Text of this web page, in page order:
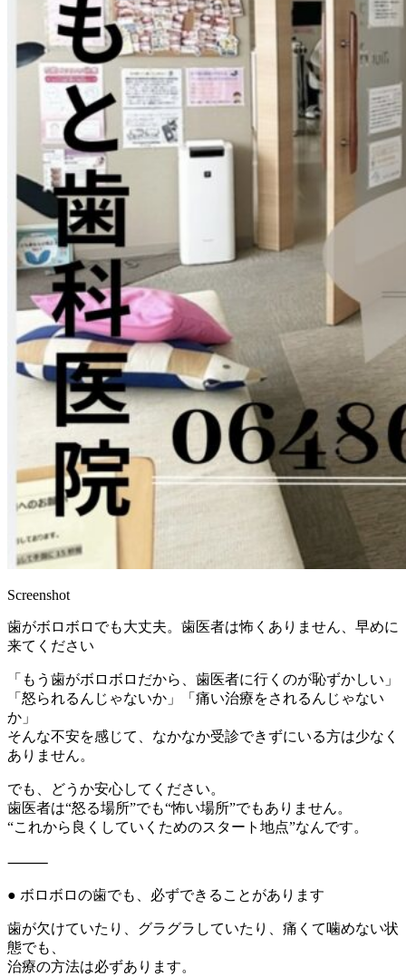
Screenshot
歯がボロボロでも大丈夫。歯医者は怖くありません、早めに
来てください
「もう歯がボロボロだから、歯医者に行くのが恥ずかしい」
「怒られるんじゃないか」「痛い治療をされるんじゃない
か」
そんな不安を感じて、なかなか受診できずにいる方は少なく
ありません。
でも、どうか安心してください。
歯医者は“怒る場所”でも“怖い場所”でもありません。
“これから良くしていくためのスタート地点”なんです。
⸻
● ボロボロの歯でも、必ずできることがあります
歯が欠けていたり、グラグラしていたり、痛くて噛めない状
態でも、
治療の方法は必ずあります。